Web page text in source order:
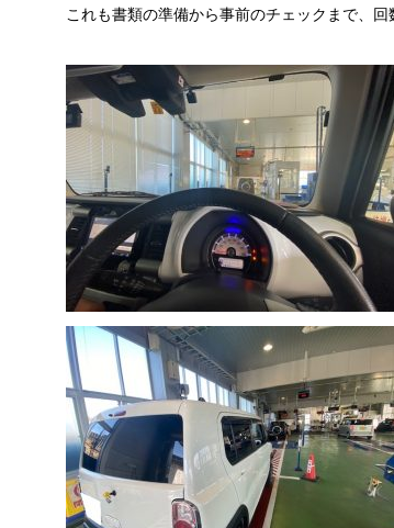
これも書類の準備から事前のチェックまで、